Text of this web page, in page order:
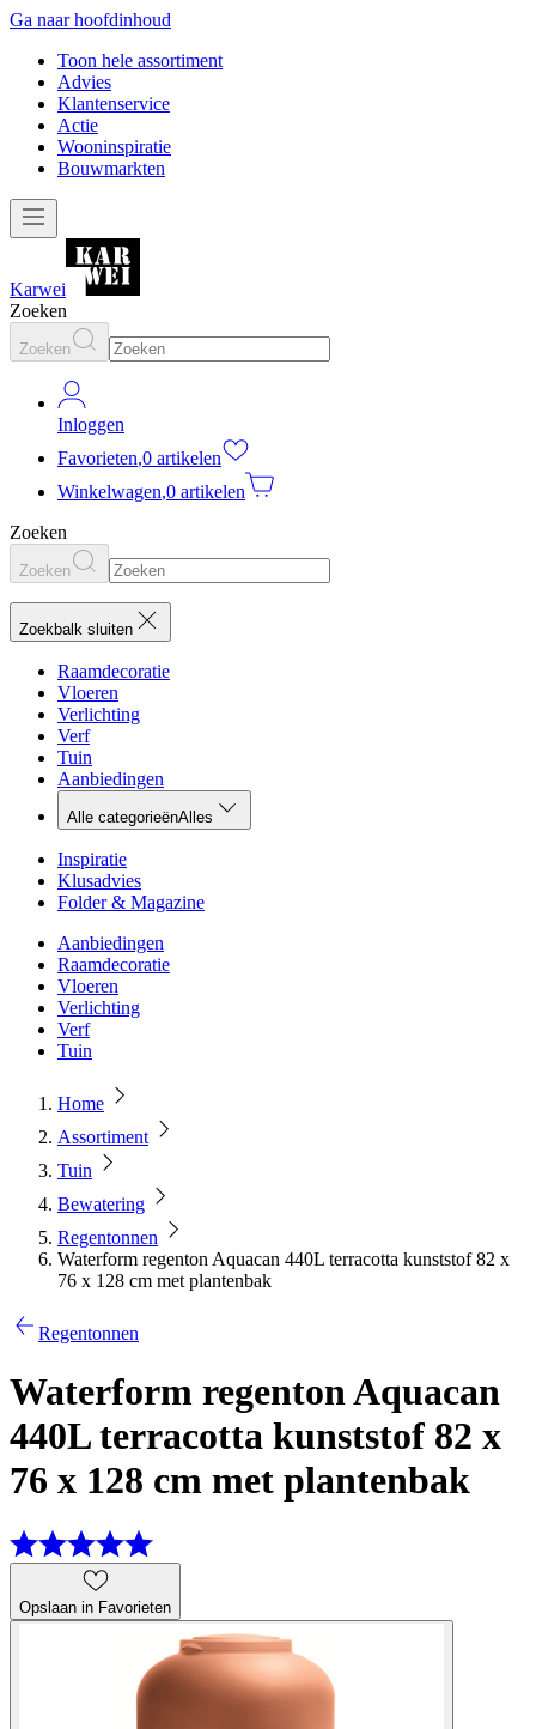
Ga naar hoofdinhoud
Toon hele assortiment
Advies
Klantenservice
Actie
Wooninspiratie
Bouwmarkten
Karwei
Zoeken
Zoeken
Inloggen
Favorieten,0 artikelen
Winkelwagen,0 artikelen
Zoeken
Zoeken
Zoekbalk sluiten
Raamdecoratie
Vloeren
Verlichting
Verf
Tuin
Aanbiedingen
Alle categorieënAlles
Inspiratie
Klusadvies
Folder & Magazine
Aanbiedingen
Raamdecoratie
Vloeren
Verlichting
Verf
Tuin
Home
Assortiment
Tuin
Bewatering
Regentonnen
Waterform regenton Aquacan 440L terracotta kunststof 82 x
76 x 128 cm met plantenbak
Regentonnen
Waterform regenton Aquacan
440L terracotta kunststof 82 x
76 x 128 cm met plantenbak
Opslaan in Favorieten